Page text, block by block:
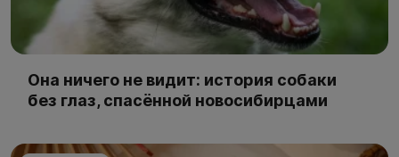
Она ничего не видит: история собаки
без глаз, спасённой новосибирцами